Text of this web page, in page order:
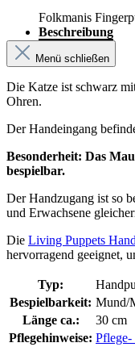
Folkmanis
Beschreibung
Menü schließen
Die Katze ist schwarz
Ohren.
Der Handeingang
Besonderheit: Das
bespielbar.
Der Handzugang ist so
und Erwachsene
Die Living Puppets
hervorragend geeignet,
Typ:
Bespielbarkeit: Mund/
Länge ca.:
30 cm
Pflegehinweise: Pflege-